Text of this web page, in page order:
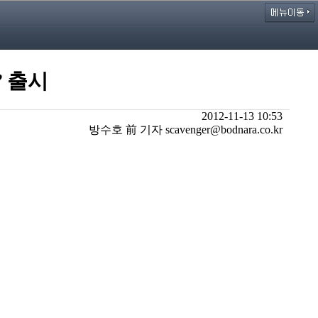
시
2012-11-13 10:53
방수호 前 기자 scavenger@bodnara.co.kr